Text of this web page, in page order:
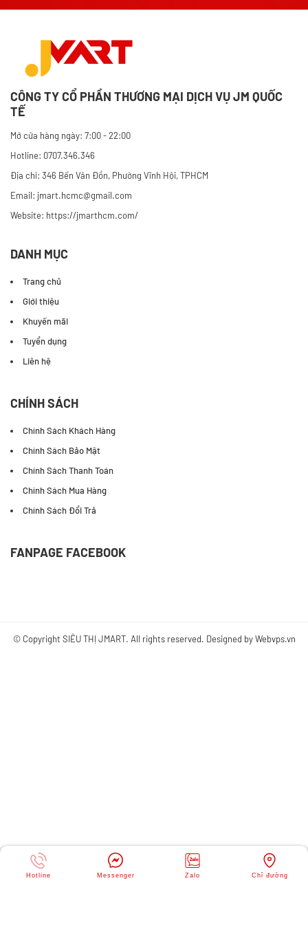
CÔNG TY CỔ PHẦN THƯƠNG MẠI DỊCH VỤ JM QUỐC
TẾ
Mở cửa hàng ngày: 7:00 - 22:00
Hotline: 0707.346.346
Địa chỉ: 346 Bến Vân Đồn, Phường Vĩnh Hội, TPHCM
Email: jmart.hcmc@gmail.com
Website: https://jmarthcm.com/
DANH MỤC
Trang chủ
Giới thiệu
Khuyến mãi
Tuyển dụng
Liên hệ
CHÍNH SÁCH
Chính Sách Khách Hàng
Chính Sách Bảo Mật
Chính Sách Thanh Toán
Chính Sách Mua Hàng
Chính Sách Đổi Trả
FANPAGE FACEBOOK
© Copyright SIÊU THỊ JMART. All rights reserved. Designed byWebvps.vn
Hotline Messenger Zalo Chỉ đường